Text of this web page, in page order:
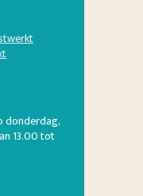
donderdag,
13.00 tot